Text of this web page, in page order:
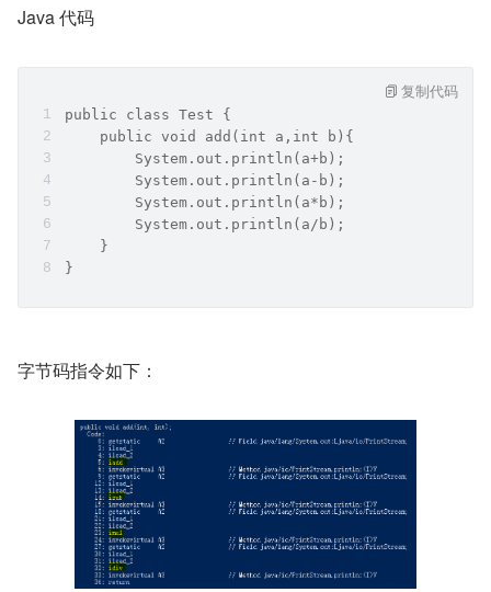
Java 代码
public class Test {
    public void add(int a,int b){
        System.out.println(a+b);
        System.out.println(a-b);
        System.out.println(a*b);
        System.out.println(a/b);
    }
}
复制代码
字节码指令如下：